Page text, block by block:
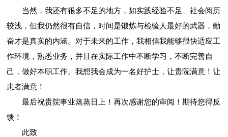
当然，我还有很多不足的地方，如实践经验不足、社会阅历
较浅，但我仍然很有自信，时间是锻炼与检验人最好的武器，勤
奋才是真实的内涵。对于未来的工作，我相信我能够很快适应工
作环境，熟悉业务，并且在实际工作中不断学习，不断完善自
己，做好本职工作。我想我会成为一名好护士，让贵院满意！让
患者满意！
最后祝贵院事业蒸蒸日上！再次感谢您的审阅！期待您得反
馈！
此致